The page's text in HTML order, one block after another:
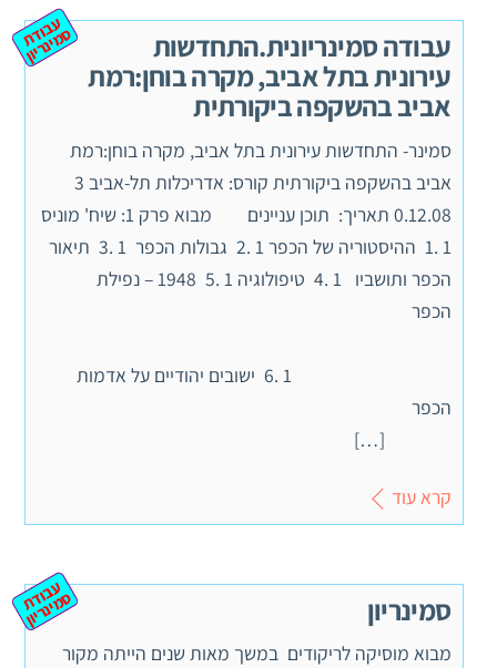
עבודה סמינריונית.התחדשות
עירונית בתל אביב, מקרה בוחן:רמת
אביב בהשקפה ביקורתית
ע
ב
וד
ת
ס
מ
ינ
ר
יון
סמינר- התחדשות עירונית בתל אביב, מקרה בוחן:רמת
אביב בהשקפה ביקורתית קורס: אדריכלות תל-אביב 3
0.12.08 תאריך: תוכן עניינים מבוא פרק 1: שיח' מוניס
1 .1 ההיסטוריה של הכפר 1 .2 גבולות הכפר 1 .3 תיאור
הכפר ותושביו 1 .4 טיפולוגיה 1 .5 1948 – נפילת
הכפר
1 .6 ישובים יהודיים על אדמות
הכפר
[…]
קרא עוד
סמינריון ע
ב
וד
ת
ס
מ
ינ
ר
יון
מבוא מוסיקה לריקודים במשך מאות שנים הייתה מקור